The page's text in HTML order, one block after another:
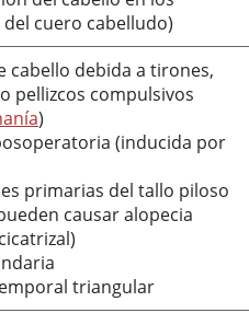
cuero cabelludo)
cabello debida a tirones,
pellizcos compulsivos
)
(inducida por
primarias del tallo piloso
causar alopecia
triangular